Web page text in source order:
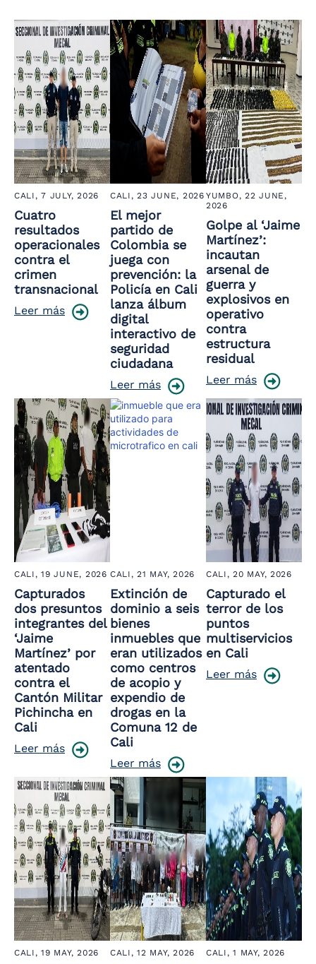
screen
reader
help
you
navigate
interact
with
content.
CALI,7 JULY, 2026
Cuatro
resultados
operacionales
contra el
crimen
transnacional
Leer más
CALI,23 JUNE, 2026
El mejor
partido de
Colombia se
juega con
prevención: la
Policía en Cali
lanza álbum
digital
interactivo de
seguridad
ciudadana
Leer más
YUMBO,22 JUNE,
2026
Golpe al ‘Jaime
Martínez’:
incautan
arsenal de
guerra y
explosivos en
operativo
contra
estructura
residual
Leer más
CALI,19 JUNE, 2026
Capturados
dos presuntos
integrantes del
‘Jaime
Martínez’ por
atentado
contra el
Cantón Militar
Pichincha en
Cali
Leer más
CALI,21 MAY, 2026
Extinción de
dominio a seis
bienes
inmuebles que
eran utilizados
como centros
de acopio y
expendio de
drogas en la
Comuna 12 de
Cali
Leer más
CALI,20 MAY, 2026
Capturado el
terror de los
puntos
multiservicios
en Cali
Leer más
CALI,19 MAY, 2026 CALI,12 MAY, 2026 CALI,1 MAY, 2026